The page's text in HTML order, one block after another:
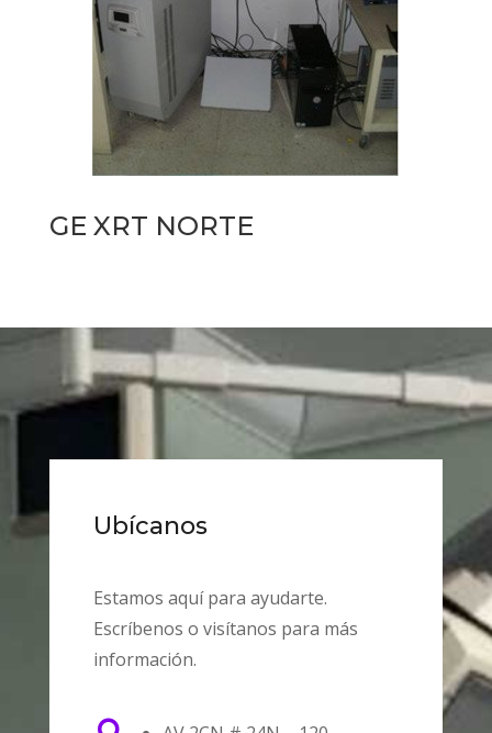
GE XRT NORTE
Ubícanos
Estamos aquí para ayudarte.
Escríbenos o visítanos para más
información.